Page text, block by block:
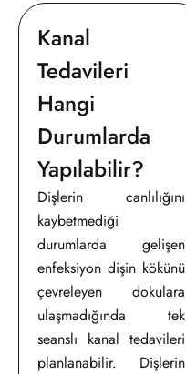
Kanal
Tedavileri
Hangi
Durumlarda
Yapılabilir?
Dişlerin canlılığını
kaybetmediği
durumlarda gelişen
enfeksiyon dişin kökünü
çevreleyen dokulara
ulaşmadığında tek
seanslı kanal tedavileri
planlanabilir. Dişlerin